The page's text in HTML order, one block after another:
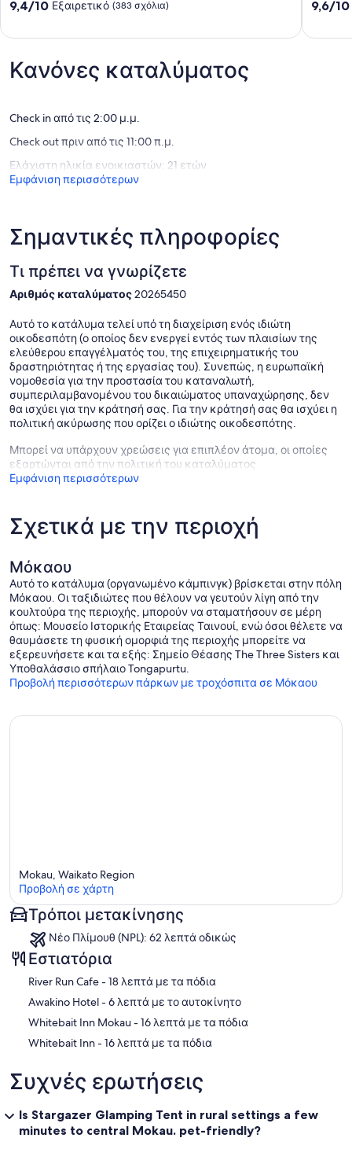
Rock, dramatic natural landmarks well worth visiting. With so much
κατευθύνσεις
9.4
(383
σχόλια)
9,4/10 Εξαιρετικό (383 σχόλια)
9.6
9,6/10
Κανόνες καταλύματος
Check in από τις 2:00 μ.μ.
Check out πριν από τις 11:00 π.μ.
Ελάχιστη ηλικία ενοικιαστών: 21 ετών
Εμφάνιση περισσότερων
Σημαντικές πληροφορίες
Τι πρέπει να γνωρίζετε
Αριθμός καταλύματος20265450
Αυτό το κατάλυμα τελεί υπό τη διαχείριση ενός ιδιώτη
οικοδεσπότη (ο οποίος δεν ενεργεί εντός των πλαισίων της
ελεύθερου επαγγέλματός του, της επιχειρηματικής του
δραστηριότητας ή της εργασίας του). Συνεπώς, η ευρωπαϊκή
νομοθεσία για την προστασία του καταναλωτή,
συμπεριλαμβανομένου του δικαιώματος υπαναχώρησης, δεν
θα ισχύει για την κράτησή σας. Για την κράτησή σας θα ισχύει η
πολιτική ακύρωσης που ορίζει ο ιδιώτης οικοδεσπότης.
Μπορεί να υπάρχουν χρεώσεις για επιπλέον άτομα, οι οποίες
εξαρτώνται από την πολιτική του καταλύματος
Εμφάνιση περισσότερων
Σχετικά με την περιοχή
Μόκαου
Αυτό το κατάλυμα (οργανωμένο κάμπινγκ) βρίσκεται στην πόλη
Μόκαου. Οι ταξιδιώτες που θέλουν να γευτούν λίγη από την
κουλτούρα της περιοχής, μπορούν να σταματήσουν σε μέρη
όπως: Μουσείο Ιστορικής Εταιρείας Ταινουί, ενώ όσοι θέλετε να
θαυμάσετε τη φυσική ομορφιά της περιοχής μπορείτε να
εξερευνήσετε και τα εξής: Σημείο Θέασης The Three Sisters και
Υποθαλάσσιο σπήλαιο Tongapurtu.
Προβολή περισσότερων πάρκων με τροχόσπιτα σε Μόκαου
Χάρτης
Mokau, Waikato Region
Προβολή σε χάρτη
Τρόποι μετακίνησης
Νέο Πλίμουθ (NPL): 62 λεπτά οδικώς
Εστιατόρια
‪River Run Cafe - ‬18 λεπτά με τα πόδια
‪Awakino Hotel - ‬6 λεπτά με το αυτοκίνητο
‪Whitebait Inn Mokau - ‬16 λεπτά με τα πόδια
‪Whitebait Inn - ‬16 λεπτά με τα πόδια
Συχνές ερωτήσεις
Is Stargazer Glamping Tent in rural settings a few
minutes to central Mokau. pet-friendly?